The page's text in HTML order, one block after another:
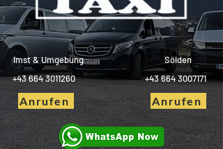
Imst & Umgebung
+43664 3011260
Sölden
+43664 3007171
Anrufen Anrufen